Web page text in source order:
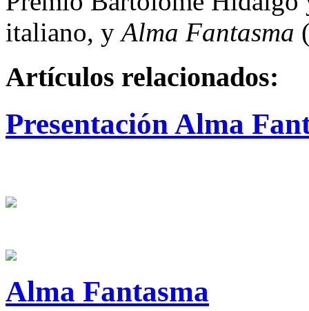
italiano, yAlma Fantasma
Artículos relacionados:
Presentación Alma
Alma Fantasma